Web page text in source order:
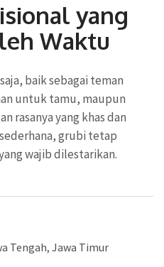
yang
Waktu
baik sebagai teman
untuk tamu, maupun
rasanya yang khas dan
grubi tetap
wajib dilestarikan.
Tengah, Jawa Timur